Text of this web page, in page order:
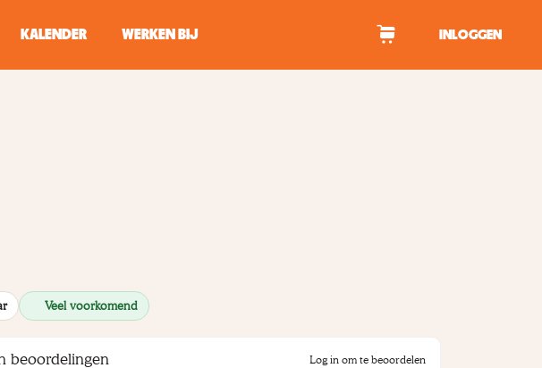
KALENDER WERKEN BIJ INLOGGEN
Veel voorkomend
beoordelingen Log in om te beoordelen